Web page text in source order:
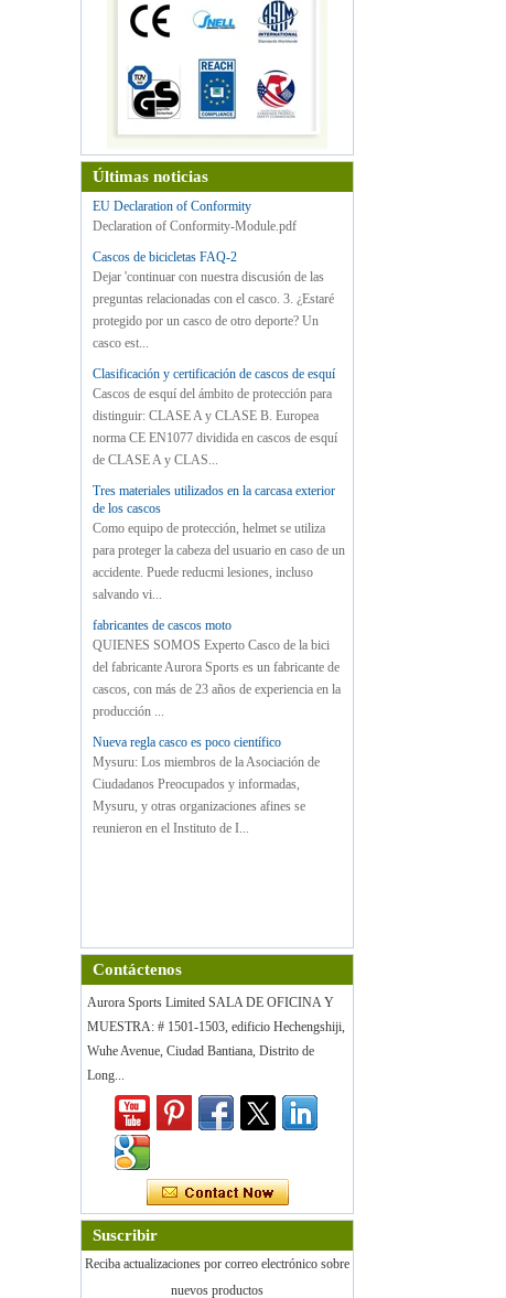
Últimas noticias
EU Declaration of Conformity
Declaration of Conformity-Module.pdf
Cascos de bicicletas FAQ-2
Dejar 'continuar con nuestra discusión de las
preguntas relacionadas con el casco. 3. ¿Estaré
protegido por un casco de otro deporte? Un
casco est...
Clasificación y certificación de cascos de esquí
Cascos de esquí del ámbito de protección para
distinguir: CLASE A y CLASE B. Europea
norma CE EN1077 dividida en cascos de esquí
de CLASE A y CLAS...
Tres materiales utilizados en la carcasa exterior
de los cascos
Como equipo de protección, helmet se utiliza
para proteger la cabeza del usuario en caso de un
accidente. Puede reducmi lesiones, incluso
salvando vi...
fabricantes de cascos moto
QUIENES SOMOS Experto Casco de la bici
del fabricante Aurora Sports es un fabricante de
cascos, con más de 23 años de experiencia en la
producción ...
Nueva regla casco es poco científico
Mysuru: Los miembros de la Asociación de
Ciudadanos Preocupados y informadas,
Mysuru, y otras organizaciones afines se
reunieron en el Instituto de I...
Contáctenos
Aurora Sports Limited SALA DE OFICINA Y
MUESTRA: # 1501-1503, edificio Hechengshiji,
Wuhe Avenue, Ciudad Bantiana, Distrito de
Long...
Suscribir
Reciba actualizaciones por correo electrónico sobre
nuevos productos